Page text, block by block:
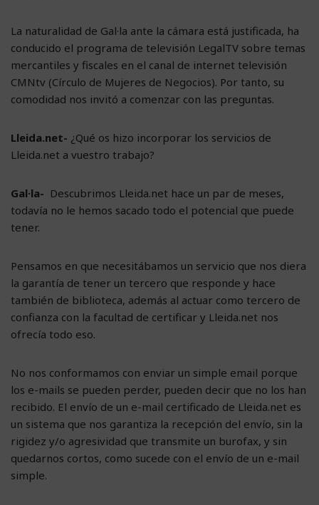
La naturalidad de Gal·la ante la cámara está justificada, ha
conducido el programa de televisión LegalTV sobre temas
mercantiles y fiscales en el canal de internet televisión
CMNtv (Círculo de Mujeres de Negocios). Por tanto, su
comodidad nos invitó a comenzar con las preguntas.
Lleida.net- ¿Qué os hizo incorporar los servicios de
Lleida.net a vuestro trabajo?
Gal·la- Descubrimos Lleida.net hace un par de meses,
todavía no le hemos sacado todo el potencial que puede
tener.
Pensamos en que necesitábamos un servicio que nos diera
la garantía de tener un tercero que responde y hace
también de biblioteca, además al actuar como tercero de
confianza con la facultad de certificar y Lleida.net nos
ofrecía todo eso.
No nos conformamos con enviar un simple email porque
los e-mails se pueden perder, pueden decir que no los han
recibido. El envío de un e-mail certificado de Lleida.net es
un sistema que nos garantiza la recepción del envío, sin la
rigidez y/o agresividad que transmite un burofax, y sin
quedarnos cortos, como sucede con el envío de un e-mail
simple.